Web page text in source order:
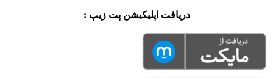
دریافت اپلیکیشن پت زیپ :